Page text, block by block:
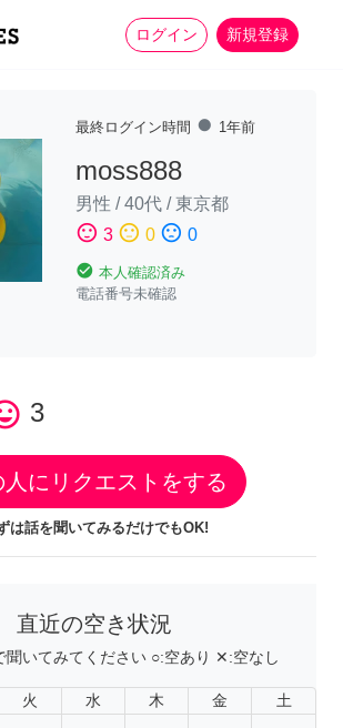
ログイン 新規登録
家事 more_horiz
最終ログイン時間 fiber_manual_record 1年前
moss888
男性 /40代 /東京都
sentiment_satisfied 3 sentiment_neutral 0 sentiment_dissatisfied 0
check_circle 本人確認済み
電話番号未確認
3
人にリクエストをする
は話を聞いてみるだけでもOK!
直近の空き状況
聞いてみてください ○:空あり ✕:空なし
火 水 木 金 土